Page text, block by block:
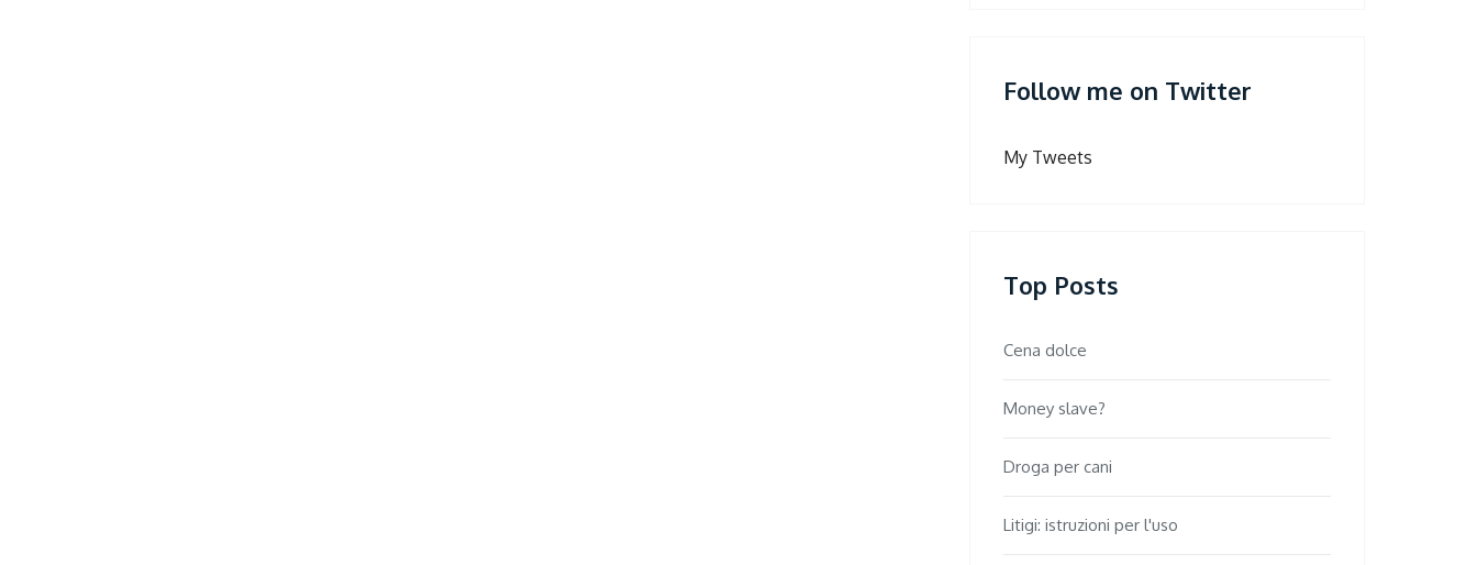
Follow me on Twitter
My Tweets
Top Posts
Cena dolce
Money slave?
Droga per cani
Litigi: istruzioni per l'uso